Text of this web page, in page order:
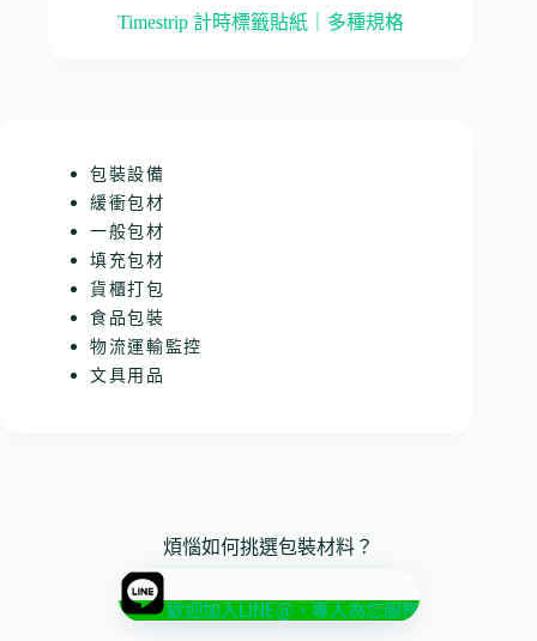
Timestrip 計時標籤貼紙｜多種規格
包裝設備
緩衝包材
一般包材
填充包材
貨櫃打包
食品包裝
物流運輸監控
文具用品
煩惱如何挑選包裝材料？
歡迎加入LINE@，專人為您服務